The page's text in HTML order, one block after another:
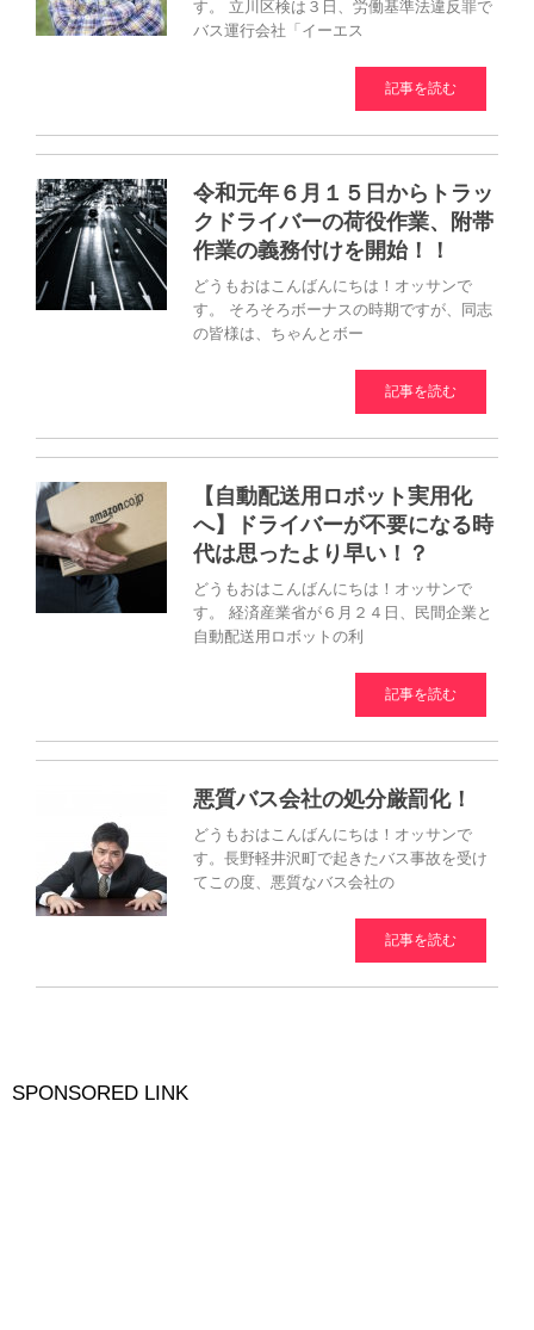
す。 立川区検は３日、労働基準法違反罪で
バス運行会社「イーエス
記事を読む
令和元年６月１５日からトラッ
クドライバーの荷役作業、附帯
作業の義務付けを開始！！
どうもおはこんばんにちは！オッサンで
す。 そろそろボーナスの時期ですが、同志
の皆様は、ちゃんとボー
記事を読む
【自動配送用ロボット実用化
へ】ドライバーが不要になる時
代は思ったより早い！？
どうもおはこんばんにちは！オッサンで
す。 経済産業省が６月２４日、民間企業と
自動配送用ロボットの利
記事を読む
悪質バス会社の処分厳罰化！
どうもおはこんばんにちは！オッサンで
す。長野軽井沢町で起きたバス事故を受け
てこの度、悪質なバス会社の
記事を読む
SPONSORED LINK